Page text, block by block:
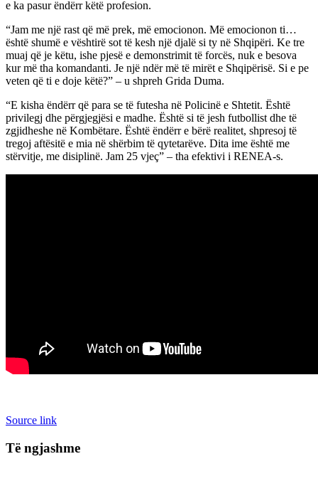
e ka pasur ëndërr këtë profesion.
“Jam me një rast që më prek, më emocionon. Më emocionon ti…
është shumë e vështirë sot të kesh një djalë si ty në Shqipëri. Ke tre
muaj që je këtu, ishe pjesë e demonstrimit të forcës, nuk e besova
kur më tha komandanti. Je një ndër më të mirët e Shqipërisë. Si e pe
veten që ti e doje këtë?” – u shpreh Grida Duma.
“E kisha ëndërr që para se të futesha në Policinë e Shtetit. Është
privilegj dhe përgjegjësi e madhe. Është si të jesh futbollist dhe të
zgjidheshe në Kombëtare. Është ëndërr e bërë realitet, shpresoj të
tregoj aftësitë e mia në shërbim të qytetarëve. Dita ime është me
stërvitje, me disiplinë. Jam 25 vjeç” – tha efektivi i RENEA-s.
Source link
Të ngjashme